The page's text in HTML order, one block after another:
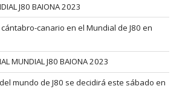
J80 BAIONA 2023
canario en el Mundial de J80 en
MUNDIAL J80 BAIONA 2023
mundo de J80 se decidirá este sábado en